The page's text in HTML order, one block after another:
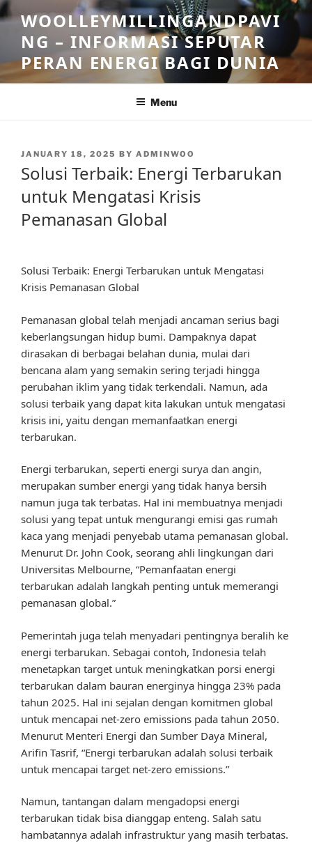
Skip
to
content
WOOLLEYMILLINGANDPAVI
NG – INFORMASI SEPUTAR
PERAN ENERGI BAGI DUNIA
Menu
POSTED
JANUARY 18, 2025 BY ADMINWOO
Solusi Terbaik: Energi Terbarukan
untuk Mengatasi Krisis
Pemanasan Global
Solusi Terbaik: Energi Terbarukan untuk Mengatasi
Krisis Pemanasan Global
Pemanasan global telah menjadi ancaman serius bagi
keberlangsungan hidup bumi. Dampaknya dapat
dirasakan di berbagai belahan dunia, mulai dari
bencana alam yang semakin sering terjadi hingga
perubahan iklim yang tidak terkendali. Namun, ada
solusi terbaik yang dapat kita lakukan untuk mengatasi
krisis ini, yaitu dengan memanfaatkan energi
terbarukan.
Energi terbarukan, seperti energi surya dan angin,
merupakan sumber energi yang tidak hanya bersih
namun juga tak terbatas. Hal ini membuatnya menjadi
solusi yang tepat untuk mengurangi emisi gas rumah
kaca yang menjadi penyebab utama pemanasan global.
Menurut Dr. John Cook, seorang ahli lingkungan dari
Universitas Melbourne, “Pemanfaatan energi
terbarukan adalah langkah penting untuk memerangi
pemanasan global.”
Pemerintah juga telah menyadari pentingnya beralih ke
energi terbarukan. Sebagai contoh, Indonesia telah
menetapkan target untuk meningkatkan porsi energi
terbarukan dalam bauran energinya hingga 23% pada
tahun 2025. Hal ini sejalan dengan komitmen global
untuk mencapai net-zero emissions pada tahun 2050.
Menurut Menteri Energi dan Sumber Daya Mineral,
Arifin Tasrif, “Energi terbarukan adalah solusi terbaik
untuk mencapai target net-zero emissions.”
Namun, tantangan dalam mengadopsi energi
terbarukan tidak bisa dianggap enteng. Salah satu
hambatannya adalah infrastruktur yang masih terbatas.